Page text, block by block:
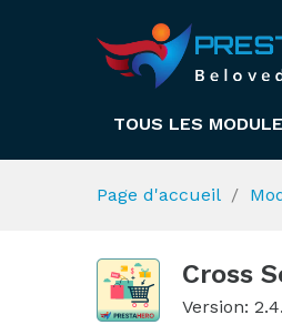
TOUS LES
Page d'accueil
Cross
Version: